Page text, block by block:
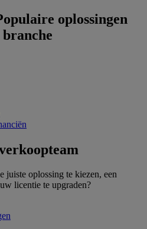
oplossingen
juiste oplossing te kiezen, een
licentie te upgraden?